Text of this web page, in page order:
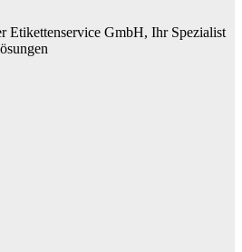
Etikettenservice GmbH, Ihr Spezialist